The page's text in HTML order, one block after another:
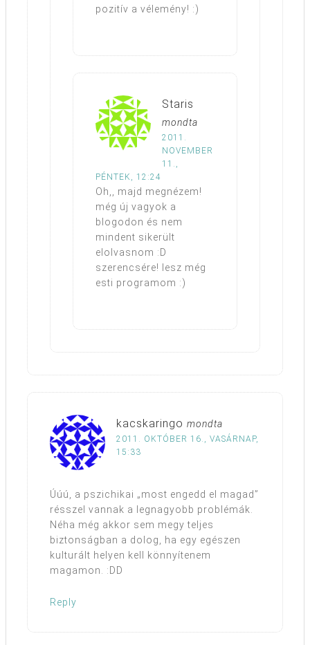
pozitív a vélemény! :)
Staris
mondta
2011.
NOVEMBER
11.,
PÉNTEK, 12:24
Oh,, majd megnézem!
még új vagyok a
blogodon és nem
mindent sikerült
elolvasnom :D
szerencsére! lesz még
esti programom :)
kacskaringo mondta
2011. OKTÓBER 16., VASÁRNAP,
15:33
Úúú, a pszichikai „most engedd el magad”
résszel vannak a legnagyobb problémák.
Néha még akkor sem megy teljes
biztonságban a dolog, ha egy egészen
kulturált helyen kell könnyítenem
magamon. :DD
Reply